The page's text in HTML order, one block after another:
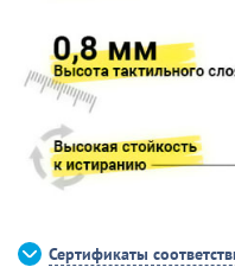
Сертификаты